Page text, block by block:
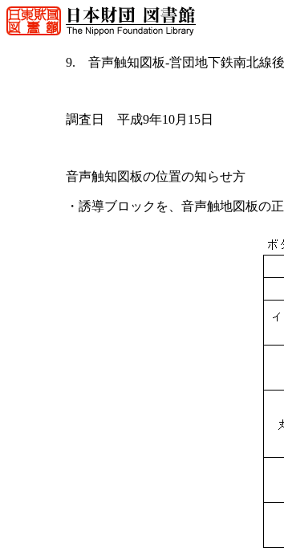
9. 音声触知図板-営団地下鉄南北線
調査日 平成9年10月15日
音声触知図板の位置の知らせ方
・誘導ブロックを、音声触地図板の